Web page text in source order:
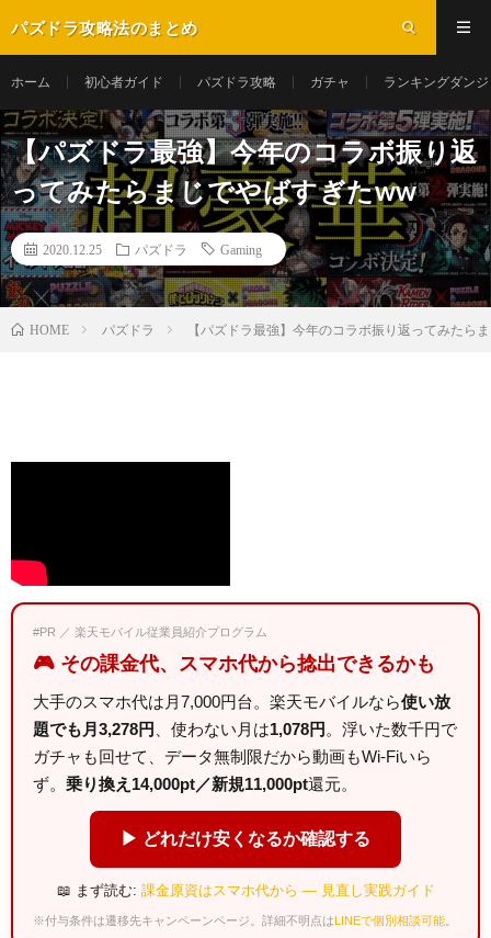
パズドラ攻略法のまとめ
ホーム 初心者ガイド パズドラ攻略 ガチャ ランキングダン
【パズドラ最強】今年のコラボ振り返
ってみたらまじでやばすぎたww
2020.12.25 パズドラ Gaming
HOME パズドラ 【パズドラ最強】今年のコラボ振り返ってみたら
#PR ／ 楽天モバイル従業員紹介プログラム
🎮 その課金代、スマホ代から捻出できるかも
大手のスマホ代は月7,000円台。楽天モバイルなら使い放
題でも月3,278円
、使わない月は1,078円 。浮いた数千円で
ガチャも回せて、データ無制限だから動画もWi-Fiいら
ず。 乗り換え14,000pt／新規11,000pt還元。
▶ どれだけ安くなるか確認する
📖 まず読む: 課金原資はスマホ代から — 見直し実践ガイド
※付与条件は遷移先キャンペーンページ。詳細不明点はLINEで個別相談可能